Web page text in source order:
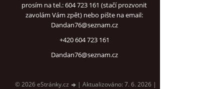
prosím na tel.: 604 723 161 (stačí prozvonit
zavolám Vám zpět) nebo pište na email:
Dandan76@seznam.cz
+420 604 723 161
Dandan76@seznam.cz
© 2026 eStránky.cz | Aktualizováno: 7. 6. 2026 |